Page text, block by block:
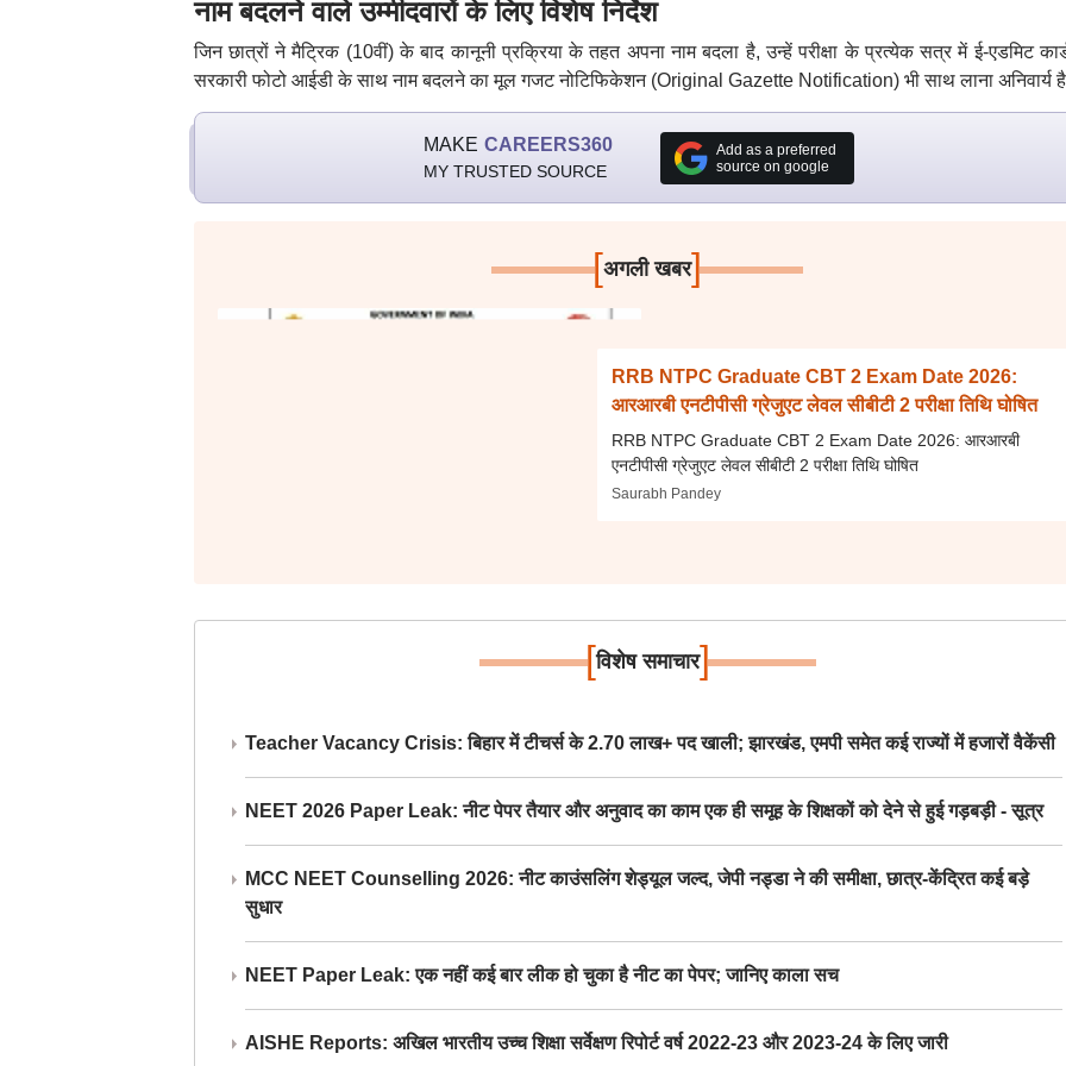
नाम बदलने वाले उम्मीदवारों के लिए विशेष निर्देश
जिन छात्रों ने मैट्रिक (10वीं) के बाद कानूनी प्रक्रिया के तहत अपना नाम बदला है, उन्हें परीक्षा के प्रत्येक सत्र में ई-एडमिट
सरकारी फोटो आईडी के साथ नाम बदलने का मूल गजट नोटिफिकेशन (Original Gazette Notification) भी साथ लाना अनिवार्य
MAKE CAREERS360
MY TRUSTED SOURCE
Add as a preferred
source on google
[अगली खबर]
RRB NTPC Graduate CBT 2 Exam Date 2026:
आरआरबी एनटीपीसी ग्रेजुएट लेवल सीबीटी 2 परीक्षा तिथि घोषित
RRB NTPC Graduate CBT 2 Exam Date 2026: आरआरबी
एनटीपीसी ग्रेजुएट लेवल सीबीटी 2 परीक्षा तिथि घोषित
Saurabh Pandey
[विशेष समाचार]
Teacher Vacancy Crisis: बिहार में टीचर्स के 2.70 लाख+ पद खाली; झारखंड, एमपी समेत कई राज्यों में हजारों वैकेंसी
NEET 2026 Paper Leak: नीट पेपर तैयार और अनुवाद का काम एक ही समूह के शिक्षकों को देने से हुई गड़बड़ी - सूत्र
MCC NEET Counselling 2026: नीट काउंसलिंग शेड्यूल जल्द, जेपी नड्डा ने की समीक्षा, छात्र-केंद्रित कई बड़े
सुधार
NEET Paper Leak: एक नहीं कई बार लीक हो चुका है नीट का पेपर; जानिए काला सच
AISHE Reports: अखिल भारतीय उच्च शिक्षा सर्वेक्षण रिपोर्ट वर्ष 2022-23 और 2023-24 के लिए जारी